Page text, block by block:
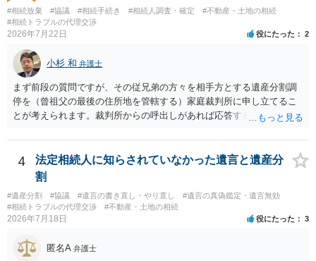
様の意に反する遺産分割協議を行う実益が誰にあったかの立証が困難
であること からすると、実際に遺産分割協議の効力が否定される可能
性はそれほど高くない（立証のハードルは非常に高い）ということが
言えると思います。
#相続放棄 #協議 #相続手続き #相続人調査・確定
#不動産・土地の相続
#相続トラブルの代理交渉
2026年7月22日 役にたった 2
小杉 和 弁護士
まず前段の質問ですが、その従兄弟の方々を相手方とする遺産分割調
停を（曾祖父の最後の住所地を管轄する）家庭裁判所に申し立てるこ
とが考えられます。裁判所からの呼出しがあれば応答する可能性がま
能と思われます。時間が思った以上にないので必要書類をてきぱきと
揃える必要があります。その点是非御注意ください。
4
法定相続人に知らされていなかった遺言と遺産分
割
#遺産分割 #協議 #遺言の書き直し・やり直し
#遺言の真偽鑑定・遺言無効
#相続トラブルの代理交渉
#不動産・土地の相続
2026年7月18日 役にたった 3
匿名A 弁護士